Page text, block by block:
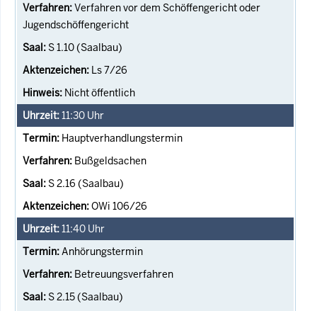
Verfahren vor dem Schöffengericht oder
Jugendschöffengericht
S 1.10 (Saalbau)
Ls 7/26
Nicht öffentlich
11:30 Uhr
Hauptverhandlungstermin
Bußgeldsachen
S 2.16 (Saalbau)
OWi 106/26
11:40 Uhr
Anhörungstermin
Betreuungsverfahren
S 2.15 (Saalbau)